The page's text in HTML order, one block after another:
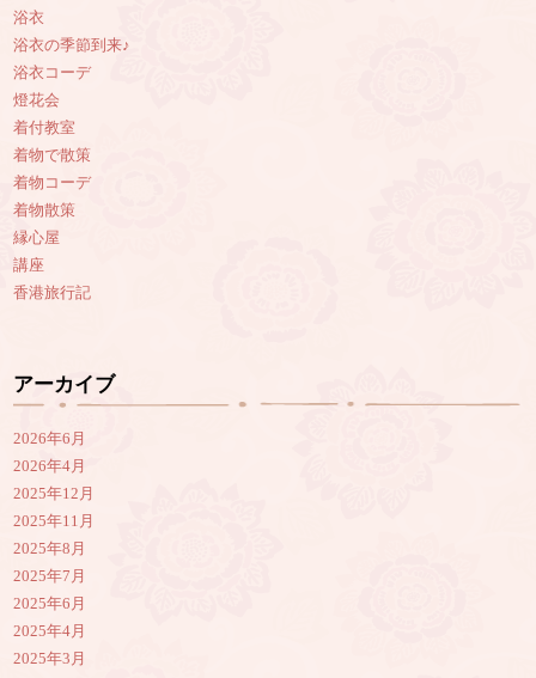
浴衣
浴衣の季節到来♪
浴衣コーデ
燈花会
着付教室
着物で散策
着物コーデ
着物散策
縁心屋
講座
香港旅行記
アーカイブ
2026年6月
2026年4月
2025年12月
2025年11月
2025年8月
2025年7月
2025年6月
2025年4月
2025年3月